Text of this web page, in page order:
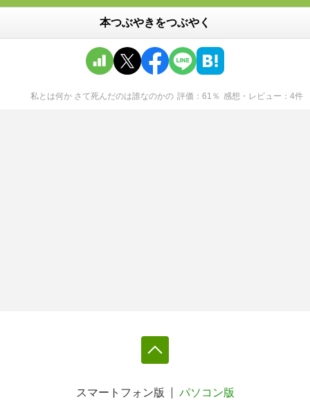
本つぶやきをつぶやく
私とは何か さて死んだのは誰なのかの 評価 61 ％ 感想・レビュー 4件
スマートフォン版 パソコン版